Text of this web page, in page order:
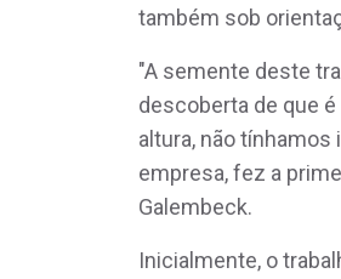
também sob
"A semente deste
descoberta de que
altura, não tínhamos
empresa, fez a
Galembeck.
Inicialmente, o